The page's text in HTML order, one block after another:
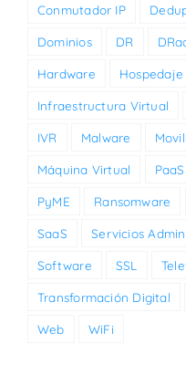
Conmutador IP
Dominios DR
Hardware
Infraestructura Virtual
IVR Malware
Máquina Virtual PaaS
PyME Ransomware
SaaS Servicios
Software SSL
Transformación Digital
Web WiFi